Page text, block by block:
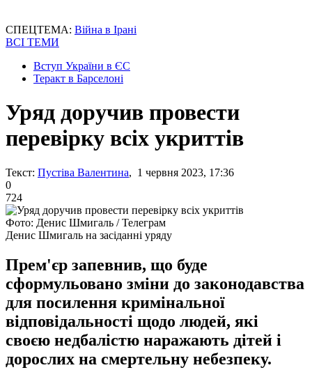
СПЕЦТЕМА: Війна в Ірані
ВСІ ТЕМИ
Вступ України в ЄС
Теракт в Барселоні
Уряд доручив провести
перевірку всіх укриттів
Текст: Пустіва Валентина, 1 червня 2023, 17:36
0
724
Фото: Денис Шмигаль / Телеграм
Денис Шмигаль на засіданні уряду
Прем'єр запевнив, що буде
сформульовано зміни до законодавства
для посилення кримінальної
відповідальності щодо людей, які
своєю недбалістю наражають дітей і
дорослих на смертельну небезпеку.